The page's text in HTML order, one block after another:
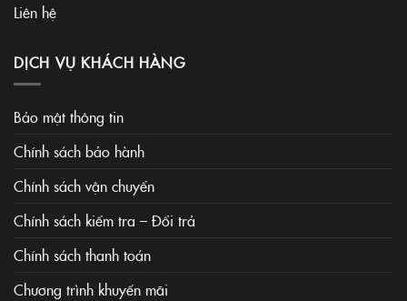
Liên hệ
DỊCH VỤ KHÁCH HÀNG
Bảo mật thông tin
Chính sách bảo hành
Chính sách vận chuyển
Chính sách kiểm tra – Đổi trả
Chính sách thanh toán
Chương trình khuyến mãi